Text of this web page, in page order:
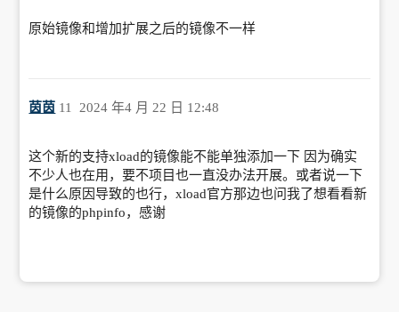
原始镜像和增加扩展之后的镜像不一样
茵茵 2024 年4 月 22 日 12:48
11
这个新的支持xload的镜像能不能单独添加一下 因为确实
不少人也在用，要不项目也一直没办法开展。或者说一下
是什么原因导致的也行，xload官方那边也问我了想看看新
的镜像的phpinfo，感谢